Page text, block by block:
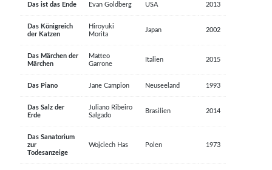
Das ist das Ende Evan Goldberg USA 2013
Das Königreich
der Katzen
Hiroyuki
Morita
Japan 2002
Das Märchen der
Märchen
Matteo
Garrone
Italien 2015
Das Piano Jane Campion Neuseeland 1993
Das Salz der
Erde
Juliano Ribeiro
Salgado
Brasilien 2014
Das Sanatorium
zur
Todesanzeige
Wojciech Has Polen 1973